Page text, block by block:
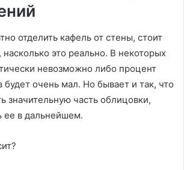
отделить кафель от стены, стоит
насколько это реально. В некоторых
невозможно либо процент
очень мал. Но бывает и так, что
значительную часть облицовки,
ее в дальнейшем.